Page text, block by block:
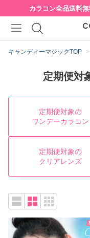
カラコン全品送料無
キャンディーマジックTOP
定期便対
定期便対象の
ワンデーカラコン
定期便対象の
クリアレンズ